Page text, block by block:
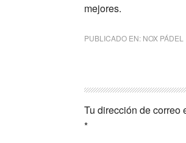
mejores.
PUBLICADO EN: NOX PÁDEL
con
los
lectores
Tu dirección de correo
*